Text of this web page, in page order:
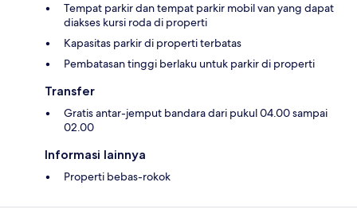
Tempat parkir dan tempat parkir mobil van yang dapat
diakses kursi roda di properti
Kapasitas parkir di properti terbatas
Pembatasan tinggi berlaku untuk parkir di properti
Transfer
Gratis antar-jemput bandara dari pukul 04.00 sampai
02.00
Informasi lainnya
Properti bebas-rokok